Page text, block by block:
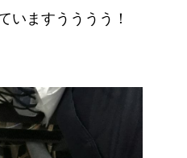
いますうううう！